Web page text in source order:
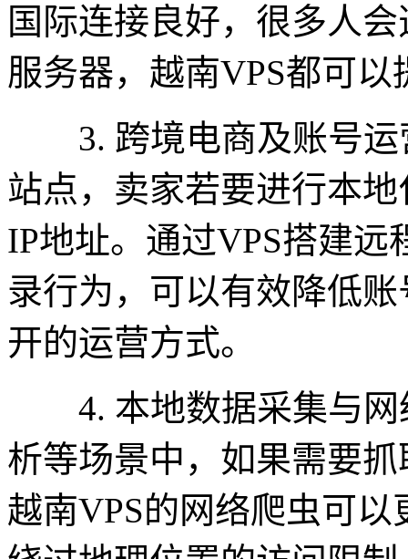
国际连接良好，很多人
服务器，越南VPS都可
3. 跨境电商及账号运
站点，卖家若要进行本
IP地址。通过VPS搭建
录行为，可以有效降低
开的运营方式。
4. 本地数据采集与网
析等场景中，如果需要
越南VPS的网络爬虫可